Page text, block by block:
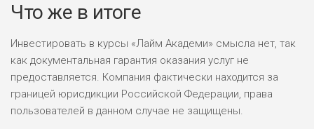
Что же в итоге
Инвестировать в курсы «Лайм Академи» смысла нет, так
как документальная гарантия оказания услуг не
предоставляется. Компания фактически находится за
границей юрисдикции Российской Федерации, права
пользователей в данном случае не защищены.